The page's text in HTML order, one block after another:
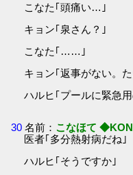
こなた｢頭痛い…｣
キョン｢泉さん？｣
こなた｢……｣
キョン｢返事がない。
ハルヒ｢プールに緊急
30 名前： こなほて
医者｢多分熱射病だね｣
ハルヒ｢そうですか｣